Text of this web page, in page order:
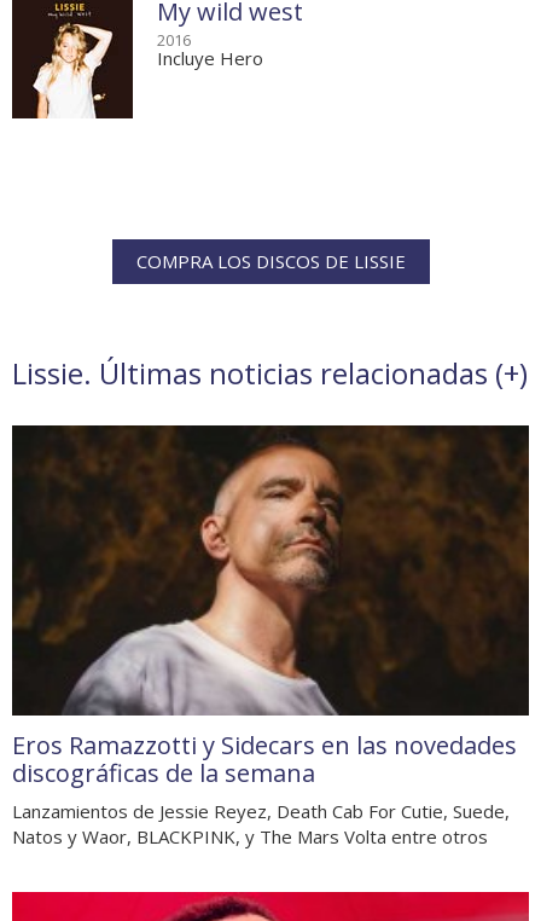
My wild west
2016
Incluye Hero
COMPRA LOS DISCOS DE LISSIE
Lissie. Últimas noticias relacionadas (+)
Eros Ramazzotti y Sidecars en las novedades
discográficas de la semana
Lanzamientos de Jessie Reyez, Death Cab For Cutie, Suede,
Natos y Waor, BLACKPINK, y The Mars Volta entre otros